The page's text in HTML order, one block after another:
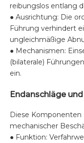
reibungslos entlang
● Ausrichtung: Die
Führung verhindert
ungleichmäßige
● Mechanismen:
(bilaterale)
ein.
Endanschläge
Diese
mechanischer
● Funktion: